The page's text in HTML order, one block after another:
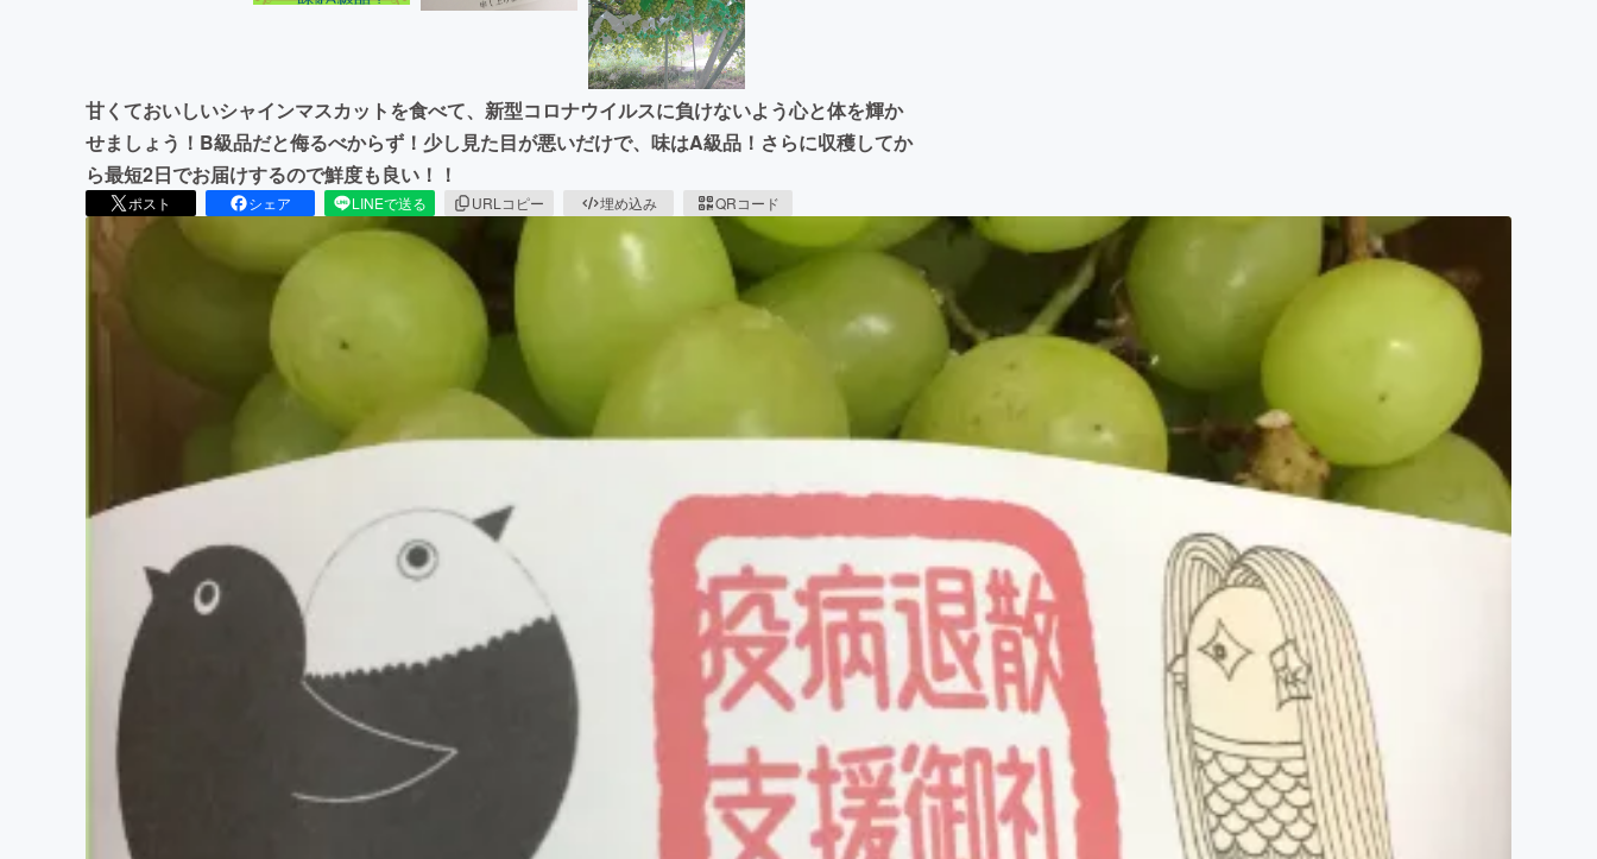
甘くておいしいシャインマスカットを食べて、新型コロナウイルスに負けないよう心と体を輝か
せましょう！B級品だと侮るべからず！少し見た目が悪いだけで、味はA級品！さらに収穫してか
ら最短2日でお届けするので鮮度も良い！！
ポスト シェア LINEで送る URLコピー 埋め込み QRコード